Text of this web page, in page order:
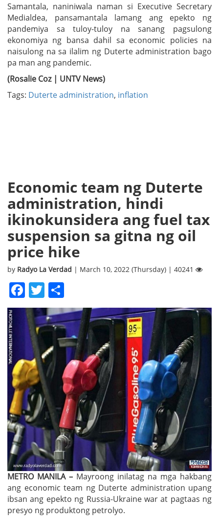
Samantala, naniniwala naman si Executive Secretary
Medialdea, pansamantala lamang ang epekto ng
pandemiya sa tuloy-tuloy na sanang pagsulong
ekonomiya ng bansa dahil sa economic policies na
naisulong na sa ilalim ng Duterte administration bago
pa man ang pandemic.
(Rosalie Coz | UNTV News)
Tags: Duterte administration, inflation
Economic team ng Duterte
administration, hindi
ikinokunsidera ang fuel tax
suspension sa gitna ng oil
price hike
by Radyo La Verdad | March 10, 2022 (Thursday) | 40241
Facebook
Twitter
METRO MANILA – Mayroong inilatag na mga hakbang
ang economic team ng Duterte administration upang
ibsan ang epekto ng Russia-Ukraine war at pagtaas ng
presyo ng produktong petrolyo.